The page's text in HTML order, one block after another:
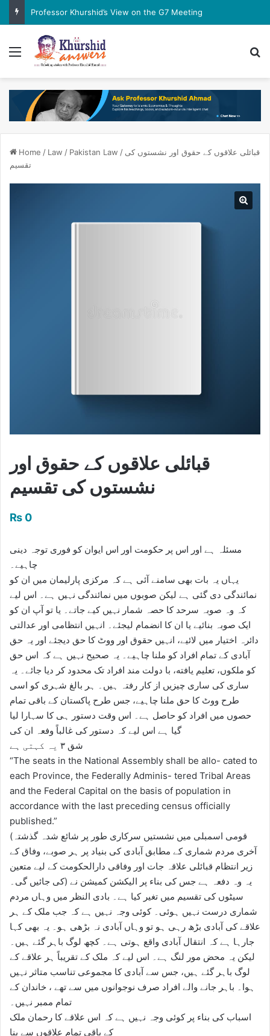
Professor Khurshid’s View on the G7 Meeting
Menu
Home / Law / Pakistan Law / قبائلی علاقوں کے حقوق اور نشستوں کی
تقسیم
قبائلی علاقوں کے حقوق اور
نشستوں کی تقسیم
₨ 0
مسئلہ ہے اور اس پر حکومت اور اس ایوان کو فوری توجہ دینی
چاہیے۔
یہاں یہ بات بھی سامنے آئی ہے کہ مرکزی پارلیمان میں ان کو
نمائندگی دی گئی ہے لیکن صوبوں میں نمائندگی نہیں ہے۔ اس لیے
کہ وہ صوبہ سرحد کا حصہ شمار نہیں کیے جاتے۔ یا تو آپ ان کو
ایک صوبہ بنائیے یا ان کا انضمام لیجئے۔ انہیں انتظامی اور عدالتی
دائرہ اختیار میں لائیے، انہیں حقوق اور ووٹ کا حق دیجئے اور یہ حق
آبادی کے تمام افراد کو ملنا چاہیے۔ یہ صحیح نہیں ہے کہ اس حق
کو ملکوں، تعلیم یافته، با دولت مند افراد تک محدود کر دیا جائے۔ یہ
ساری کی ساری چیزیں از کار رفتہ ہیں۔ ہر بالغ شہری کو اسی
طرح ووٹ کا حق ملنا چاہیے، جس طرح پاکستان کے باقی تمام
حصوں میں افراد کو حاصل ہے۔ اس وقت دستور ہی کا سہارا لیا
گیا ہے اس لیے کہ دستور کی غالباً وفعہ ان کی
شق ۳ یہ کہتی ہے
“The seats in the National Assembly shall be allo- cated to
each Province, the Federally Adminis- tered Tribal Areas
and the Federal Capital on the basis of population in
accordance with the last preceding census officially
published.”
(قومی اسمبلی میں نشستیں سرکاری طور پر شائع شدہ گذشتہ
آخری مردم شماری کے مطابق آبادی کی بنیاد پر ہر صوبے، وفاق کے
زیر انتظام قبائلی علاقہ جات اور وفاقی دارالحکومت کے لیے متعین
کی جائیں گی۔) یہ وہ دفعہ ہے جس کی بناء پر الیکشن کمیشن نے
سیٹوں کی تقسیم میں تغیر کیا ہے۔ بادی النظر میں وہاں مردم
شماری درست نہیں ہوئی۔ کوئی وجہ نہیں ہے کہ جب ملک کے ہر
علاقے کی آبادی بڑھ رہی ہو تو وہاں آبادی نہ بڑھی ہو۔ یہ بھی کہا
جارہا ہے کہ انتقال آبادی واقع ہوتی ہے۔ کچھ لوگ باہر گئے ہیں۔
لیکن یہ محض مور لنگ ہے۔ اس لیے کہ ملک کے تقریباً ہر علاقے کے
لوگ باہر گئے ہیں، جس سے آبادی کا مجموعی تناسب متاثر نہیں
ہوا۔ باہر جانے والے افراد صرف نوجوانوں میں سے تھے ، خاندان کے
تمام ممبر نہیں۔
اسباب کی بناء پر کوئی وجہ نہیں ہے کہ اس علاقے کا رحمان ملک
کے باقی تمام علاقوں سے بنا